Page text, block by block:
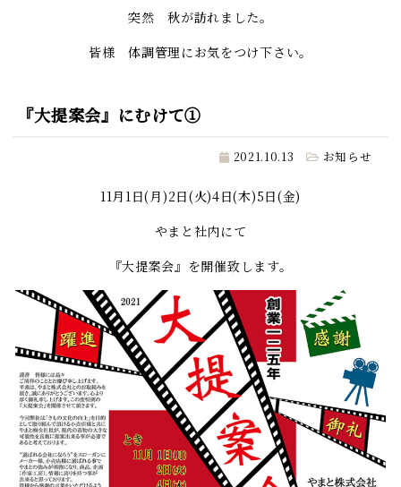
突然 秋が訪れました。
皆様 体調管理にお気をつけ下さい。
『大提案会』にむけて①
2021.10.13 お知らせ
11月1日(月)2日(火)4日(木)5日(金)
やまと社内にて
『大提案会』を開催致します。